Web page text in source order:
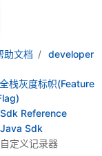
助文档 developer
全栈灰度标帜(Feature
Sdk Reference
Java Sdk
自定义记录器